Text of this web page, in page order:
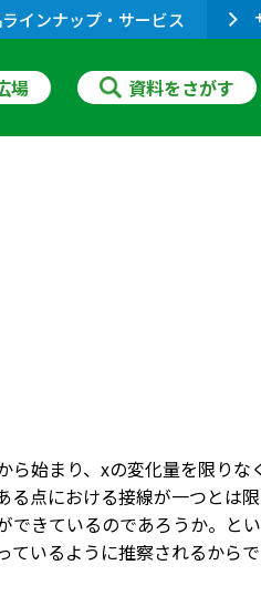
インナップ・サービス
場 資料をさがす
ら始まり、xの変化量を限り
点における接線が一つとは
できているのであろうか。と
いるように推察されるから